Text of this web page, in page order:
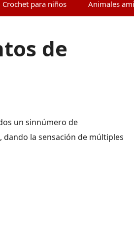
Crochet para niños Animales
de
un sinnúmero de
la sensación de múltiples